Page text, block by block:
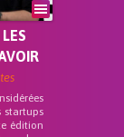
startups
édition